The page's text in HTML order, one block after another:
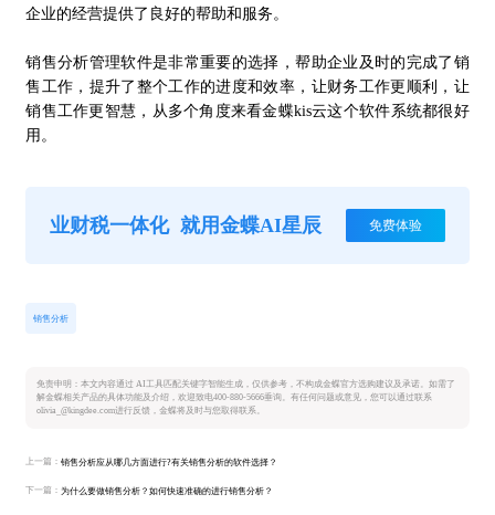
企业的经营提供了良好的帮助和服务。
销售分析管理软件是非常重要的选择，帮助企业及时的完成了销
售工作，提升了整个工作的进度和效率，让财务工作更顺利，让
销售工作更智慧，从多个角度来看金蝶kis云这个软件系统都很好
用。
业财税一体化 就用金蝶AI星辰 免费体验
销售分析
免责申明：本文内容通过 AI工具匹配关键字智能生成，仅供参考，不构成金蝶官方选购建议及承诺。如需了
解金蝶相关产品的具体功能及介绍，欢迎致电400-880-5666垂询。有任何问题或意见，您可以通过联系
olivia_@kingdee.com进行反馈，金蝶将及时与您取得联系。
上一篇：销售分析应从哪几方面进行?有关销售分析的软件选择？
下一篇：为什么要做销售分析？如何快速准确的进行销售分析？